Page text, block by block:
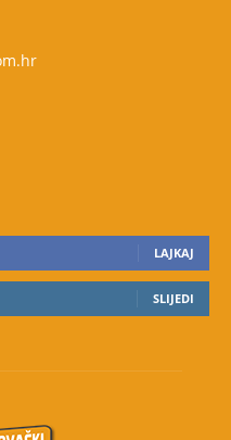
LAJKAJ
SLIJEDI